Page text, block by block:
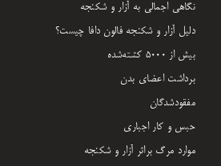
نگاهی اجمالی به آزار و شکنجه
دلیل آزار و شکنجه فالون دافا چیست؟
بیش از 5000 کشته‌شده
برداشت اعضای بدن
مفقودشدگان
حبس و کار اجباری
موارد مرگ براثر آزار و شکنجه